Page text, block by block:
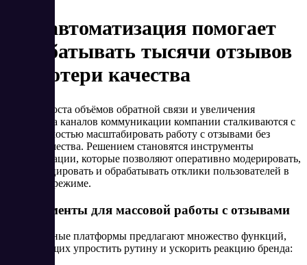
Как автоматизация помогает
обрабатывать тысячи отзывов
без потери качества
По мере роста объёмов обратной связи и увеличения
количества каналов коммуникации компании сталкиваются с
необходимостью масштабировать работу с отзывами без
потери качества. Решением становятся инструменты
автоматизации, которые позволяют оперативно модерировать,
классифицировать и обрабатывать отклики пользователей в
массовом режиме.
Инструменты для массовой работы с отзывами
Современные платформы предлагают множество функций,
позволяющих упростить рутину и ускорить реакцию бренда: